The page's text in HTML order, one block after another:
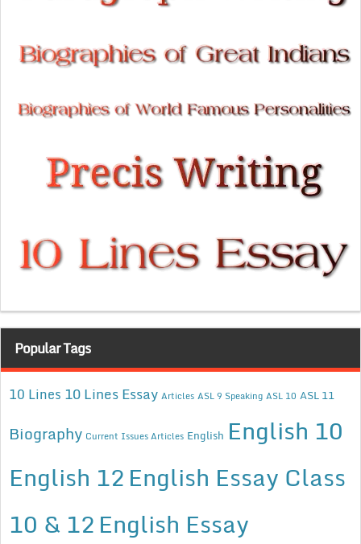
Popular Tags
10 Lines 10 Lines Essay Articles ASL 9 Speaking ASL 10 ASL 11
Biography Current Issues Articles English English 10
English 12English Essay Class
10 & 12English Essay